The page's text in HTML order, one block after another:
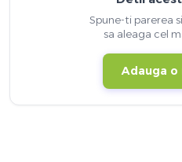
Spune-ti parerea
sa aleaga cel
Adauga o